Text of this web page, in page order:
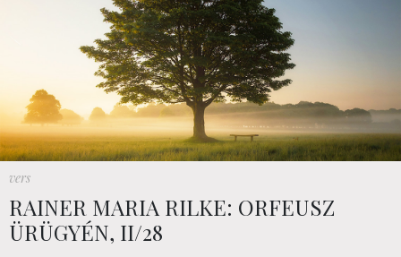
vers
RAINER MARIA RILKE: ORFEUSZ
ÜRÜGYÉN, II/28